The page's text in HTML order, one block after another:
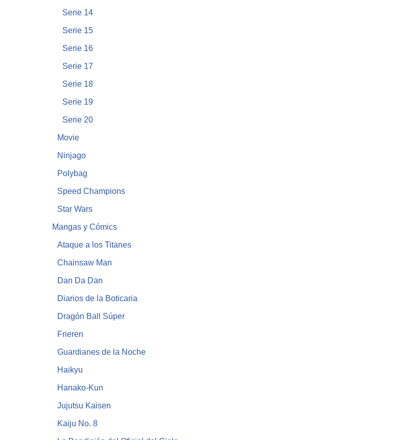
Serie 14
Serie 15
Serie 16
Serie 17
Serie 18
Serie 19
Serie 20
Movie
Ninjago
Polybag
Speed Champions
Star Wars
Mangas y Cómics
Ataque a los Titanes
Chainsaw Man
Dan Da Dan
Diarios de la Boticaria
Dragón Ball Súper
Frieren
Guardianes de la Noche
Haikyu
Hanako-Kun
Jujutsu Kaisen
Kaiju No. 8